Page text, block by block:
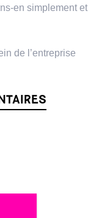
en simplement et
de l’entreprise